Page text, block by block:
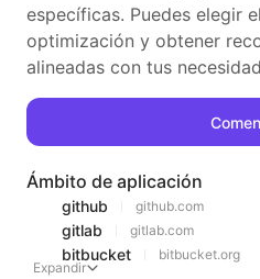
específicas. Puedes elegir
optimización y obtener
alineadas con tus
Ámbito de aplicación
github github.com
gitlab gitlab.com
bitbucket
bitbucket.org
Expandir